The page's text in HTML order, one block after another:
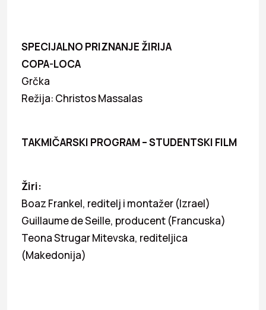
SPECIJALNO PRIZNANJE ŽIRIJA
COPA-LOCA
Grčka
Režija: Christos Massalas
TAKMIČARSKI PROGRAM – STUDENTSKI FILM
Žiri:
Boaz Frankel, reditelj i montažer (Izrael)
Guillaume de Seille, producent (Francuska)
Teona Strugar Mitevska, rediteljica
(Makedonija)